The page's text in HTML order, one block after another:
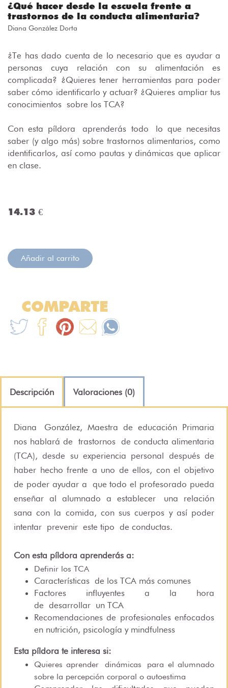
¿Qué hacer desde la escuela frente a
trastornos de la conducta alimentaria?
Diana González Dorta
¿Te has dado cuenta de lo necesario que es ayudar a
personas cuya relación con su alimentación es
complicada? ¿Quieres tener herramientas para poder
saber cómo identificarlo y actuar? ¿Quieres ampliar tus
conocimientos sobre los TCA?
Con esta píldoraaprenderás todo lo que necesitas
saber (y algo más) sobre trastornos alimentarios, como
identificarlos, así como pautas y dinámicas que aplicar
en clase.
14.13 €
Añadir al carrito
COMPARTE
Descripción Valoraciones (0)
Diana González, Maestra de educación Primaria
nos hablará de trastornos de conducta alimentaria
(TCA), desde su experiencia personal después de
haber hecho frente a uno de ellos, con el objetivo
de poder ayudar a que todo el profesorado pueda
enseñar al alumnado a establecer una relación
sana con la comida, con sus cuerpos y así poder
intentar prevenir este tipo de conductas.
Con esta píldora aprenderás a:
Definir los TCA
Características de los TCA más comunes
Factores influyentes a la hora
de desarrollar un TCA
Recomendaciones de profesionales enfocados
en nutrición, psicología y mindfulness
Esta píldora te interesa si:
Quieres aprender dinámicas para el alumnado
sobre la percepción corporal o autoestima